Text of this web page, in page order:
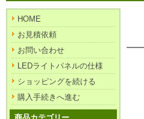
HOME
お見積依頼
お問い合わせ
LEDライトパネルの仕様
ショッピングを続ける
購入手続きへ進む